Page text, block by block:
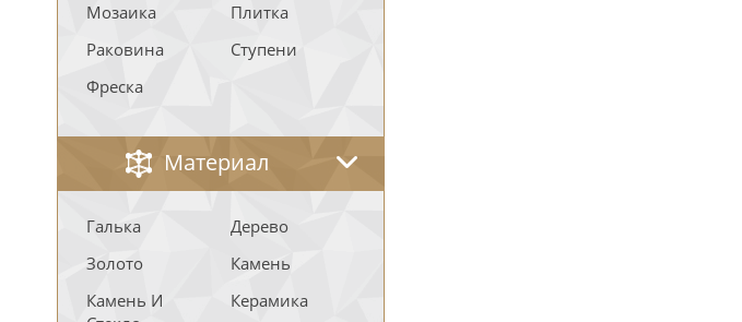
Мозаика
Плитка
Раковина
Ступени
Фреска
Материал
Галька
Дерево
Золото
Камень
Камень И
Керамика